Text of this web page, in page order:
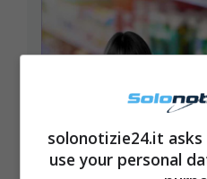
solonotizie24.it
use your personal